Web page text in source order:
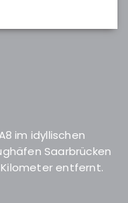
im idyllischen
Saarbrücken
entfernt.